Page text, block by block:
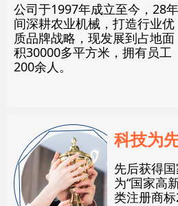
公司于1997年成立至今，28年
间深耕农业机械，打造行业优
质品牌战略，现发展到占地面
积30000多平方米，拥有员工
200余人。
科技为
先后获得
为“国家高
类注册商